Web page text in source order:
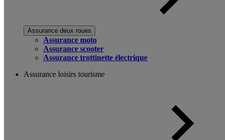
Assurance deux roues
Assurance moto
Assurance scooter
Assurance trottinette électrique
Assurance loisirs tourisme